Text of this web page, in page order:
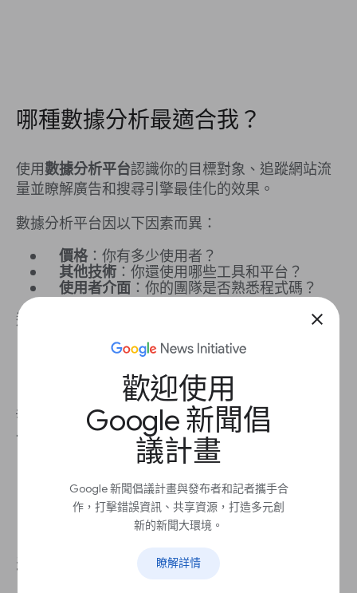
close
歡迎使用
Google 新聞倡
議計畫
Google 新聞倡議計畫與發布者和記者攜手合
作，打擊錯誤資訊、共享資源，打造多元創
新的新聞大環境。
瞭解詳情
哪種數據分析最適合我？
使用數據分析平台認識你的目標對象、追蹤網站流
量並瞭解廣告和搜尋引擎最佳化的效果。
數據分析平台因以下因素而異：
價格：你有多少使用者？
其他技術 ：你還使用哪些工具和平台？
使用者介面 ：你的團隊是否熟悉程式碼？
這類平台的熱門選項包括：
Google Analytics (分析)
Adobe Analytics
💡
最佳做法：如果你傳送電子報，請選擇與你的電
子郵件服務供應商合作的數據分析平台。
我還需要哪些技術？